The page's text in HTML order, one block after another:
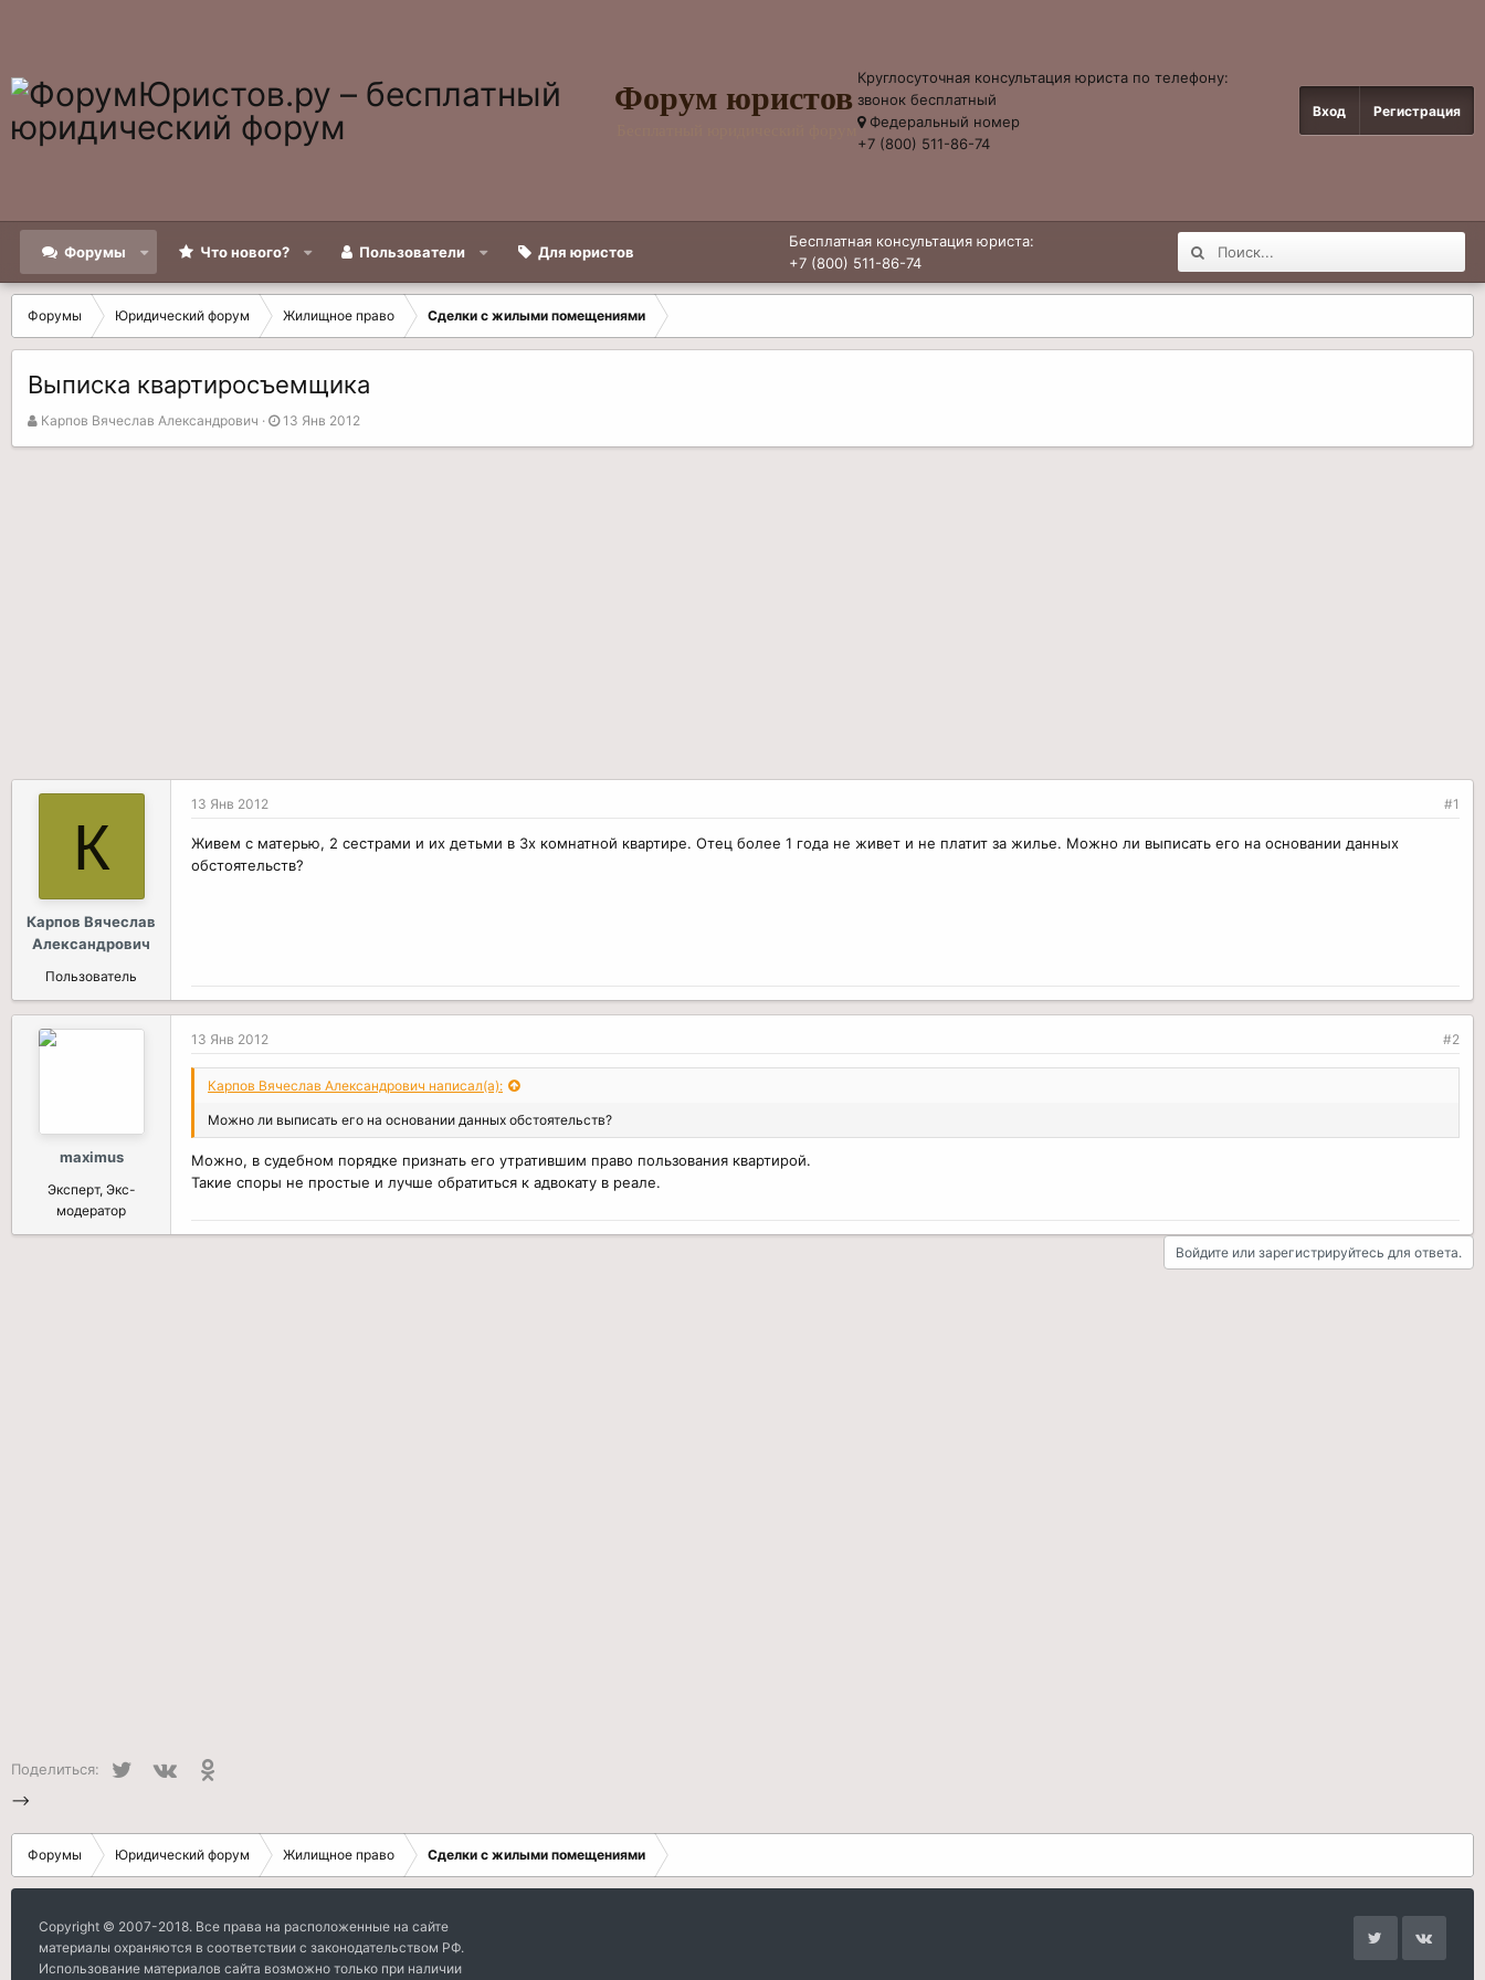
Форум юристов
Круглосуточная консультация юриста по телефону:
звонок бесплатный
Федеральный номер
+7 (800) 511-86-74
Вход Регистрация
Форумы Что нового? Пользователи Для юристов
Бесплатная консультация юриста:
+7 (800) 511-86-74
Форумы Юридический форум Жилищное право Сделки с жилыми помещениями
Выписка квартиросъемщика
А
Карпов Вячеслав Александрович
Д
13 Янв 2012
К
Карпов Вячеслав
Александрович
Пользователь
13 Янв 2012 #1
Живем с матерью, 2 сестрами и их детьми в 3х комнатной квартире. Отец более 1 года не живет и не платит за жилье. Можно ли выписать его на основании данных
обстоятельств?
maximus
Эксперт, Экс-
модератор
13 Янв 2012 #2
Карпов Вячеслав Александрович написал(а):
Можно ли выписать его на основании данных обстоятельств?
Можно, в судебном порядке признать его утратившим право пользования квартирой.
Такие споры не простые и лучше обратиться к адвокату в реале.
Войдите или зарегистрируйтесь для ответа.
Поделиться: Twitter
-->
Форумы Юридический форум Жилищное право Сделки с жилыми помещениями
Copyright © 2007-2018. Все права на расположенные на сайте
материалы охраняются в соответствии с законодательством РФ.
Использование материалов сайта возможно только при наличии